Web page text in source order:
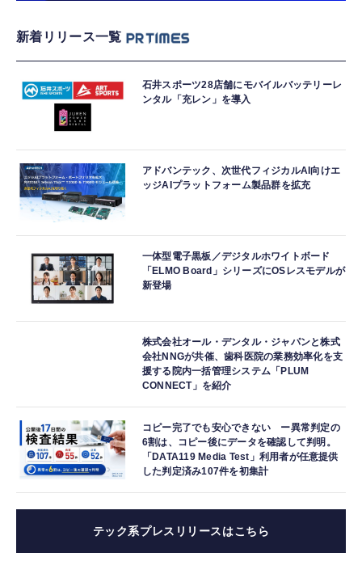
新着リリース一覧
石井スポーツ28店舗にモバイルバッテリーレ
ンタル「充レン」を導入
アドバンテック、次世代フィジカルAI向けエ
ッジAIプラットフォーム製品群を拡充
一体型電子黒板／デジタルホワイトボード
「ELMO Board」シリーズにOSレスモデルが
新登場
株式会社オール・デンタル・ジャパンと株式
会社NNGが共催、歯科医院の業務効率化を支
援する院内一括管理システム「PLUM
CONNECT」を紹介
コピー完了でも安心できない ー異常判定の
6割は、コピー後にデータを確認して判明。
「DATA119 Media Test」利用者が任意提供
した判定済み107件を初集計
テック系プレスリリースはこちら